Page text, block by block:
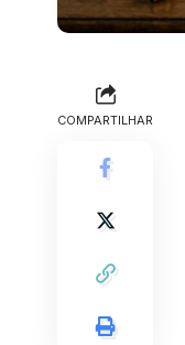
COMPARTILHAR